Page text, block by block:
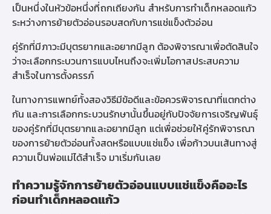
เป็นหนึ่งในหัวข้อหนึ่งที่ถกเถียงกัน สำหรับการทำเด็กหลอดแก้ว
ระหว่างการย้ายตัวอ่อนรอบสดกับการแช่แข็งตัวอ่อน
คู่รักที่มีภาวะมีบุตรยากและอยากมีลูก ต้องพิจารณาเพื่อตัดสินใจ
ว่าจะเลือกกระบวนการแบบไหนถึงจะเพิ่มโอกาสประสบความ
สำเร็จในการตั้งครรภ์
ในทางการแพทย์ทั้งสองวิธีมีข้อดีและข้อควรพิจารณาที่แตกต่าง
กัน และการเลือกกระบวนรักษานั้นขึ้นอยู่กับปัจจัยการเจริญพันธุ์
ของคู่รักที่มีบุตรยากและอยากมีลูก แต่เพื่อช่วยให้คู่รักพิจารณา
ของการย้ายตัวอ่อนทั้งสดหรือแบบแช่แข็ง เพื่อก้าวบนเส้นทางสู่
ความเป็นพ่อแม่ได้สำเร็จ มาเริ่มกันเลย
ทำความรู้จักการย้ายตัวอ่อนแบบแช่แข็งคืออะไร
ก่อนทำเด็กหลอดแก้ว